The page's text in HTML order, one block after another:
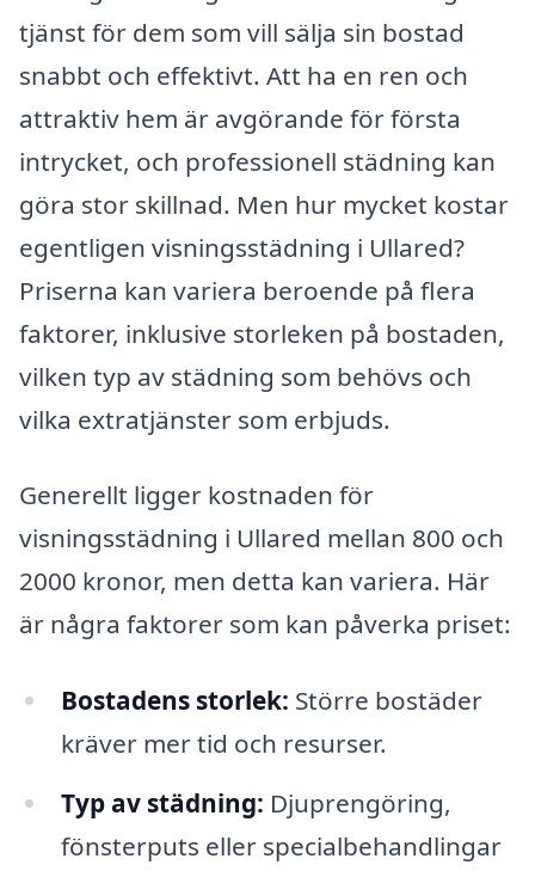
tjänst för dem som vill sälja sin bostad
snabbt och effektivt. Att ha en ren och
attraktiv hem är avgörande för första
intrycket, och professionell städning kan
göra stor skillnad. Men hur mycket kostar
egentligen visningsstädning i Ullared?
Priserna kan variera beroende på flera
faktorer, inklusive storleken på bostaden,
vilken typ av städning som behövs och
vilka extratjänster som erbjuds.
Generellt ligger kostnaden för
visningsstädning i Ullared mellan 800 och
2000 kronor, men detta kan variera. Här
är några faktorer som kan påverka priset:
Bostadens storlek: Större bostäder
kräver mer tid och resurser.
Typ av städning: Djuprengöring,
fönsterputs eller specialbehandlingar